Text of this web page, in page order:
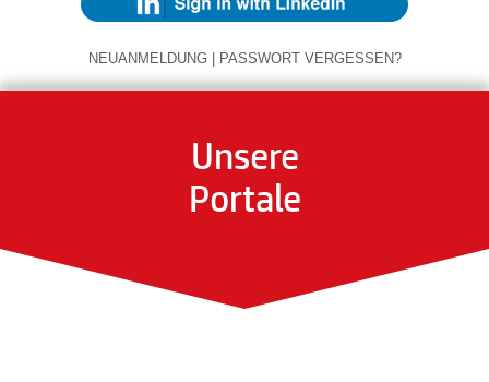
NEUANMELDUNG | PASSWORT VERGESSEN?
Unsere
Portale